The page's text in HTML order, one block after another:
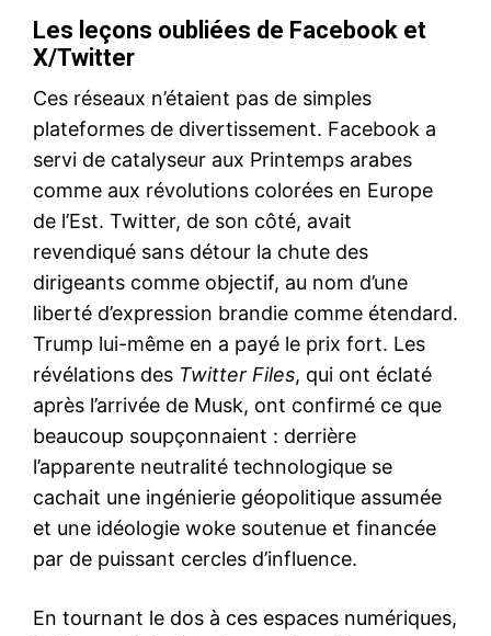
Les leçons oubliées de Facebook et
X/Twitter
Ces réseaux n’étaient pas de simples
plateformes de divertissement. Facebook a
servi de catalyseur aux Printemps arabes
comme aux révolutions colorées en Europe
de l’Est. Twitter, de son côté, avait
revendiqué sans détour la chute des
dirigeants comme objectif, au nom d’une
liberté d’expression brandie comme étendard.
Trump lui-même en a payé le prix fort. Les
révélations des Twitter Files, qui ont éclaté
après l’arrivée de Musk, ont confirmé ce que
beaucoup soupçonnaient : derrière
l’apparente neutralité technologique se
cachait une ingénierie géopolitique assumée
et une idéologie woke soutenue et financée
par de puissant cercles d’influence.
En tournant le dos à ces espaces numériques,